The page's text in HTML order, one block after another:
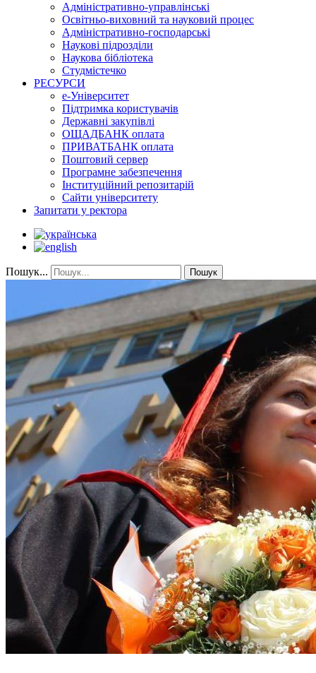
Адміністративно-управлінські
Освітньо-виховний та науковий процес
Адміністративно-господарські
Наукові підрозділи
Наукова бібліотека
Студмістечко
РЕСУРСИ
е-Університет
Підтримка користувачів
Державні закупівлі
ОЩАДБАНК оплата
ПРИВАТБАНК оплата
Поштовий сервер
Програмне забезпечення
Інституційний репозитарій
Сайти університету
Запитати у ректора
Пошук... Пошук